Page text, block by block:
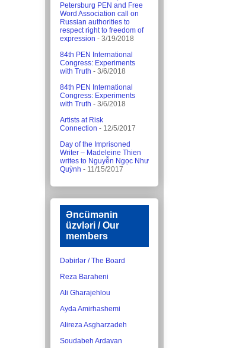
Petersburg PEN and Free
Word Association call on
Russian authorities to
respect right to freedom of
expression - 3/19/2018
84th PEN International
Congress: Experiments
with Truth - 3/6/2018
84th PEN International
Congress: Experiments
with Truth - 3/6/2018
Artists at Risk
Connection - 12/5/2017
Day of the Imprisoned
Writer – Madeleine Thien
writes to Nguyễn Ngọc Như
Quỳnh - 11/15/2017
Əncümənin
üzvləri / Our
members
Dəbirlər / The Board
Reza Baraheni
Ali Gharajehlou
Ayda Amirhashemi
Alireza Asgharzadeh
Soudabeh Ardavan